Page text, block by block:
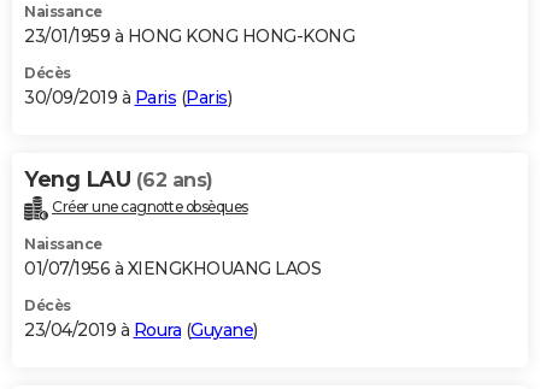
Naissance
23/01/1959 à HONG KONG HONG-KONG
Décès
30/09/2019 à Paris (Paris)
Yeng LAU (62 ans)
Créer une cagnotte obsèques
Naissance
01/07/1956 à XIENGKHOUANG LAOS
Décès
23/04/2019 à Roura (Guyane)